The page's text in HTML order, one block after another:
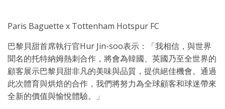
Paris Baguette x Tottenham Hotspur FC
巴黎貝甜首席執行官Hur Jin-soo表示：「我相信，與世界
聞名的托特納姆熱刺合作，將會為韓國、英國乃至全世界的
顧客展示巴黎貝甜非凡的美味與品質，提供絕佳機會。通過
此次體育與烘焙的合作，我們將努力為全球顧客和球迷帶來
全新的價值與愉悅體驗。」